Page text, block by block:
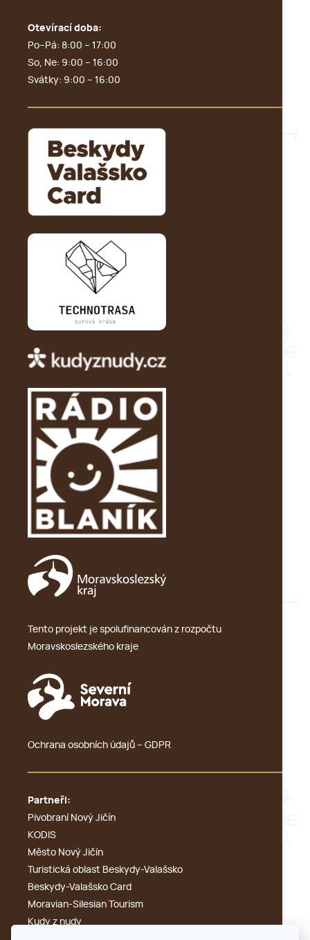
Otevírací doba:
Po–Pá: 8:00 – 17:00
So, Ne: 9:00 – 16:00
Svátky: 9:00 – 16:00
Tento projekt je spolufinancován z rozpočtu
Moravskoslezského kraje
Ochrana osobních údajů – GDPR
Partneři:
Pivobraní Nový Jičín
KODIS
Město Nový Jičín
Turistická oblast Beskydy-Valašsko
Beskydy-Valašsko Card
Moravian-Silesian Tourism
Kudy z nudy